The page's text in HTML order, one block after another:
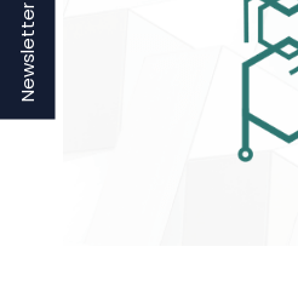
Newsletter